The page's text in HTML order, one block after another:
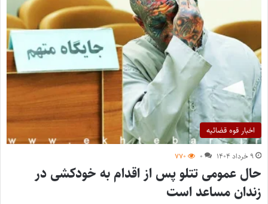
اخبار قوه قضائیه
۹ خرداد ۱۴۰۴ ۰ ۷۷۰
حال عمومی تتلو پس از اقدام به خودکشی در
زندان مساعد است